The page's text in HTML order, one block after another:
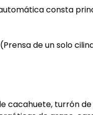
consta
de un solo
cacahuete, turrón